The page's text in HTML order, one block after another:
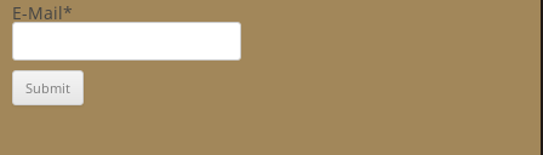
E-Mail*